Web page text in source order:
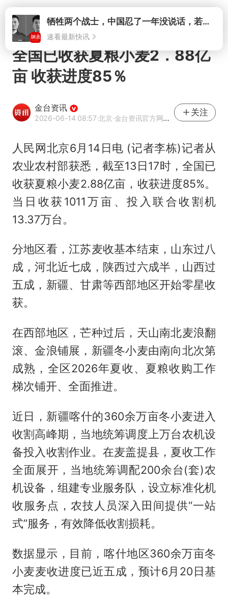
打开牺牲两个战士，中国忍了一年没说话，若菲律宾死了人，他会开战吗
速看最新快讯
全国已收获夏粮小麦2．88亿
亩 收获进度85％
金台资讯
2026-06-14 08:57·北京·金台资讯官方网易号
关注
人民网北京6月14日电 (记者李栋)记者从
农业农村部获悉，截至13日17时，全国已
收获夏粮小麦2.88亿亩，收获进度85%。
当日收获1011万亩、投入联合收割机
13.37万台。
分地区看，江苏麦收基本结束，山东过八
成，河北近七成，陕西过六成半，山西过
五成，新疆、甘肃等西部地区开始零星收
获。
在西部地区，芒种过后，天山南北麦浪翻
滚、金浪铺展，新疆冬小麦由南向北次第
成熟，全区2026年夏收、夏粮收购工作
梯次铺开、全面推进。
近日，新疆喀什的360余万亩冬小麦进入
收割高峰期，当地统筹调度上万台农机设
备投入收割作业。在麦盖提县，夏收工作
全面展开，当地统筹调配200余台(套)农
机设备，组建专业服务队，设立标准化机
收服务点，农技人员深入田间提供“一站
式”服务，有效降低收割损耗。
数据显示，目前，喀什地区360余万亩冬
小麦麦收进度已近五成，预计6月20日基
本完成。